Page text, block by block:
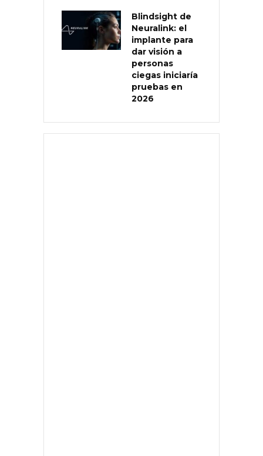
Blindsight de
Neuralink: el
implante para
dar visión a
personas
ciegas iniciaría
pruebas en
2026